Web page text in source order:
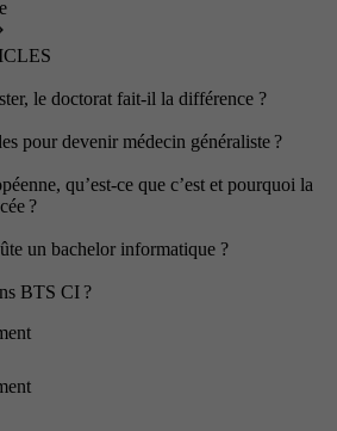
le doctorat fait-il la différence ?
pour devenir médecin généraliste ?
qu’est-ce que c’est et pourquoi la
?
un bachelor informatique ?
BTS CI ?